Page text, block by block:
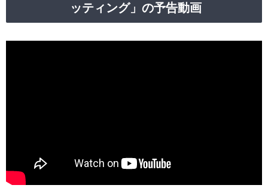
ッティング」の予告動画